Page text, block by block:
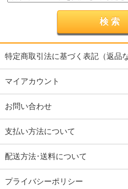
特定商取引法に基づく表記（返品な
マイアカウント
お問い合わせ
支払い方法について
配送方法･送料について
プライバシーポリシー